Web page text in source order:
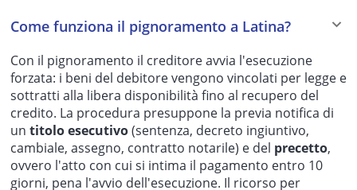
Come funziona il pignoramento a Latina?
Con il pignoramento il creditore avvia l'esecuzione
forzata: i beni del debitore vengono vincolati per legge e
sottratti alla libera disponibilità fino al recupero del
credito. La procedura presuppone la previa notifica di
un titolo esecutivo(sentenza, decreto ingiuntivo,
cambiale, assegno, contratto notarile) e del precetto,
ovvero l'atto con cui si intima il pagamento entro 10
giorni, pena l'avvio dell'esecuzione. Il ricorso per